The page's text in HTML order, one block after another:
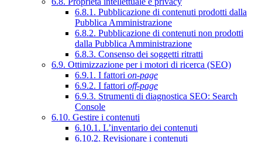
6.8.1. Pubblicazione di contenuti prodotti dalla
Pubblica Amministrazione
6.8.2. Pubblicazione di contenuti non prodotti
dalla Pubblica Amministrazione
6.8.3. Consenso dei soggetti ritratti
6.9. Ottimizzazione per i motori di ricerca (SEO)
6.9.1. I fattori on-page
6.9.2. I fattori off-page
6.9.3. Strumenti di diagnostica SEO: Search
Console
6.10. Gestire i contenuti
6.10.1. L’inventario dei contenuti
6.10.2. Revisionare i contenuti